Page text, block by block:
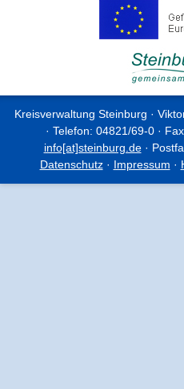
Kreisverwaltung Steinburg ·
· Telefon: 04821/69-0 ·
info[at]steinburg.de·
Datenschutz· Impressum ·